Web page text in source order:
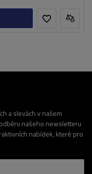
a slevách v našem
našeho newsletteru
nabídek, které pro